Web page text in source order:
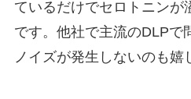
ているだけでセロトニンが
です。他社で主流のDLPで
ノイズが発生しないのも嬉